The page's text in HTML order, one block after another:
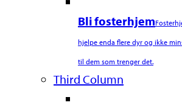
Bli fosterhjem
hjelpe enda flere dyr og ikke
til dem som trenger det.
Third Column